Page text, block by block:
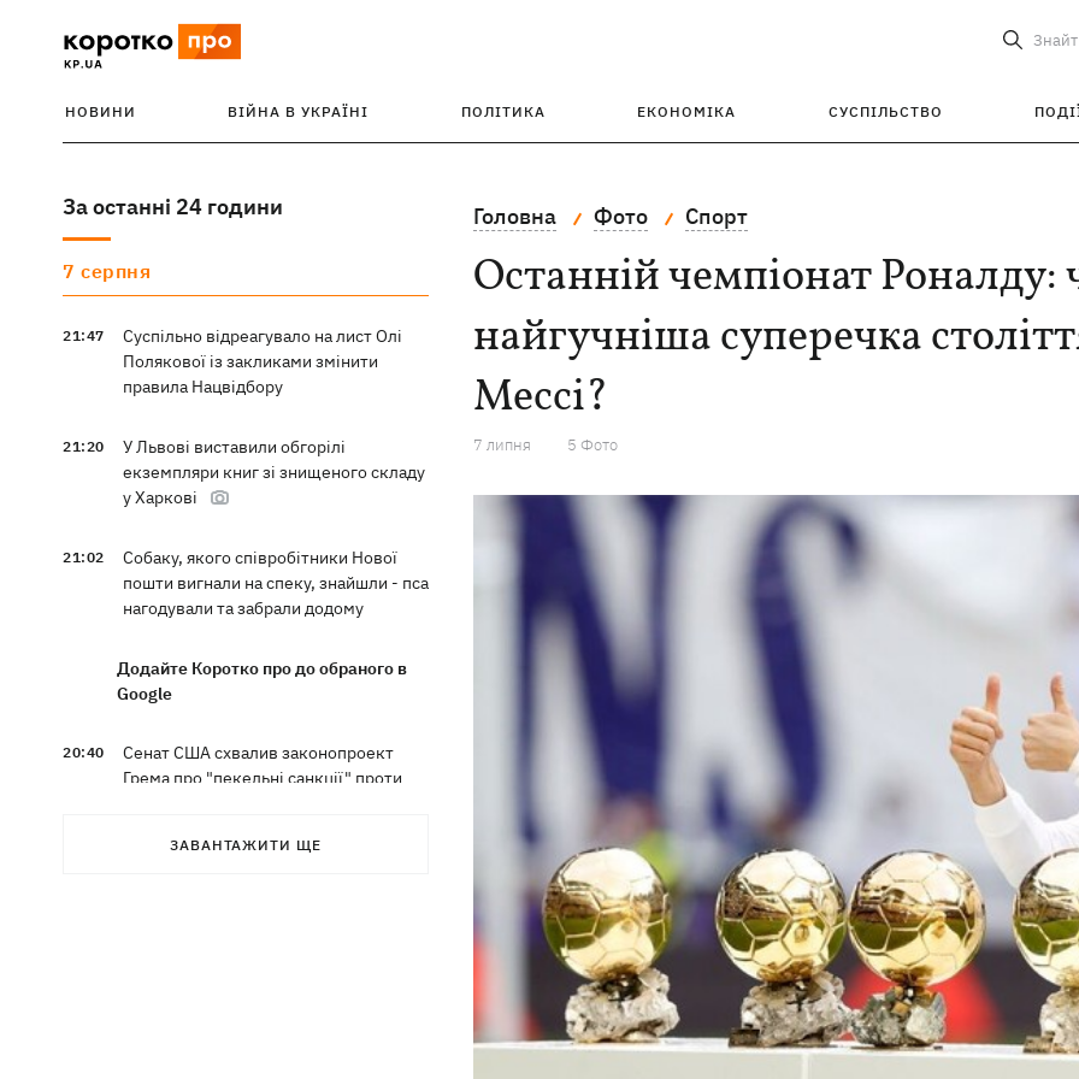
НОВИНИ ВІЙНА В УКРАЇНІ ПОЛІТИКА ЕКОНОМІКА СУСПІЛЬСТВО
За останні 24 години
7 серпня
21:47
Суспільно відреагувало на лист Олі
Полякової із закликами змінити
правила Нацвідбору
21:20
У Львові виставили обгорілі
екземпляри книг зі знищеного складу
у Харкові
21:02
Собаку, якого співробітники Нової
пошти вигнали на спеку, знайшли - пса
нагодували та забрали додому
Додайте Коротко про до обраного в
Google
20:40
Сенат США схвалив законопроект
Грема про "пекельні санкції" проти
ЗАВАНТАЖИТИ ЩЕ
Головна Фото Спорт
Останній чемпіонат Роналду:
найгучніша суперечка
Мессі?
7 липня 5 Фото